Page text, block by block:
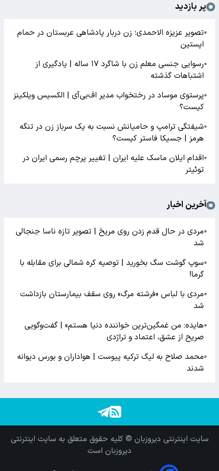
پر بازدید
●تصویر عزیزه الاحمدی؛ زن دربار پادشاهی عربستان در حمام
اپستین
●
رسوایی جنسی معلم زن با شاگرد ۱۷ ساله | یادگیری از
اشتباهات گذشته
●پرستوی موساد در رختخواب مدیر اف‌بی‌آی | الکسیس ویلکینز
کیست؟
●شیفتگی ترامپ و حامیانش نسبت به یک سرباز زن در تنگه
هرمز | جسیکا فاستر کیست؟
●اقدام ایلان ماسک علیه ایران | تغییر پرچم رسمی ایران در
توئیتر
آخرین اخبار
●مردی در حال قدم زدن روی مریخ | تصویر تازه ناسا جنجالی
شد
●سوپ گوشت سگ بخورید | توصیه کره شمالی برای مقابله با
گرما!
●مردی با لباس «فرشته مرگ» روی سقف بیمارستان بازداشت
شد
●هایده: من غمگین‌ترین خواننده دنیا هستم» | گفت‌وگویی
صریح از عشق، اعتماد و تراژدی
●محمد صلاح به لیگ ترکیه پیوست | هواداران و بورس دیوانه
شدند
سایت اینترنتی دیروزبان © کلیه حقوق متعلق به سایت اینترنتی
دیروزبان است